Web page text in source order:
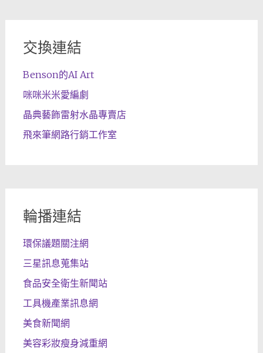
交換連結
Benson的AI Art
咪咪米米愛編劇
晶典藝飾雷射水晶專賣店
飛來筆網路行銷工作室
輪播連結
環保議題關注網
三星訊息蒐集站
食品安全衛生新聞站
工具機產業訊息網
美食新聞網
美容彩妝瘦身減重網